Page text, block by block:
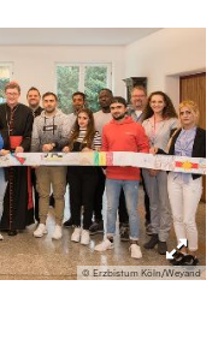
© Erzbistum Köln/Weyand